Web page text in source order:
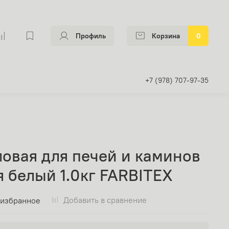
Профиль Корзина 0
+7 (978) 707-97-35
для печей и каминов
белый 1.0кг FARBITEX
Добавить в сравнение